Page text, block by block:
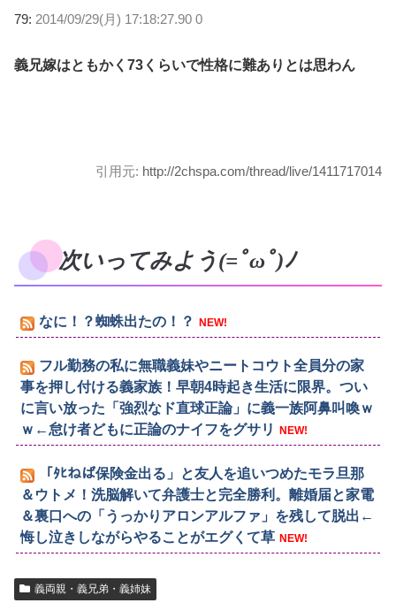
79: 2014/09/29(月) 17:18:27.90 0
義兄嫁はともかく73くらいで性格に難ありとは思わん
引用元: http://2chspa.com/thread/live/1411717014
次いってみよう(=ﾟωﾟ)ﾉ
なに！？蜘蛛出たの！？ NEW!
フル勤務の私に無職義妹やニートコウト全員分の家
事を押し付ける義家族！早朝4時起き生活に限界。つい
に言い放った「強烈なド直球正論」に義一族阿鼻叫喚ｗ
ｗ←怠け者どもに正論のナイフをグサリ
NEW!
「ﾀﾋねば保険金出る」と友人を追いつめたモラ旦那
＆ウトメ！洗脳解いて弁護士と完全勝利。離婚届と家電
＆裏口への「うっかりアロンアルファ」を残して脱出←
悔し泣きしながらやることがエグくて草 NEW!
義両親・義兄弟・義姉妹